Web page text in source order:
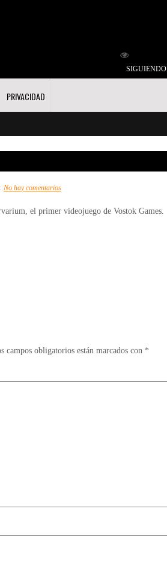
SIGUIENDO
PRIVACIDAD
No hay comentariosen
el primer videojuego de Vostok Games.
campos obligatorios están marcados con *